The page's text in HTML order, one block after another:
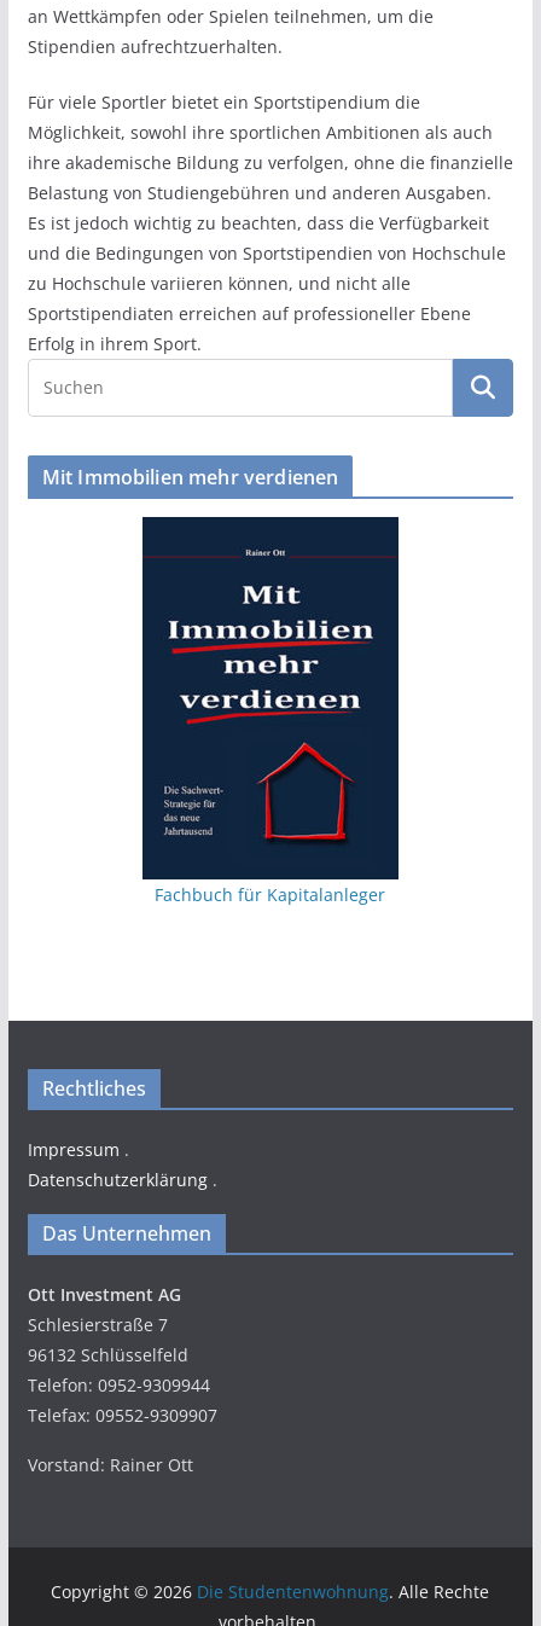
an Wettkämpfen oder Spielen teilnehmen, um die
Stipendien aufrechtzuerhalten.
Für viele Sportler bietet ein Sportstipendium die
Möglichkeit, sowohl ihre sportlichen Ambitionen als auch
ihre akademische Bildung zu verfolgen, ohne die finanzielle
Belastung von Studiengebühren und anderen Ausgaben.
Es ist jedoch wichtig zu beachten, dass die Verfügbarkeit
und die Bedingungen von Sportstipendien von Hochschule
zu Hochschule variieren können, und nicht alle
Sportstipendiaten erreichen auf professioneller Ebene
Erfolg in ihrem Sport.
Mit Immobilien mehr verdienen
Fachbuch für Kapitalanleger
Rechtliches
Impressum .
Datenschutzerklärung.
Das Unternehmen
Ott Investment AG
Schlesierstraße 7
96132 Schlüsselfeld
Telefon: 0952-9309944
Telefax: 09552-9309907
Vorstand: Rainer Ott
Copyright © 2026 Die Studentenwohnung. Alle Rechte